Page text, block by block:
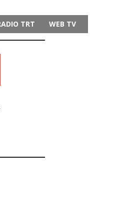
TRT WEB TV